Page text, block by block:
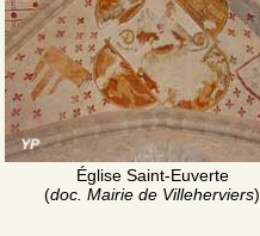
Église Saint-Euverte
(doc. Mairie de Villeherviers)